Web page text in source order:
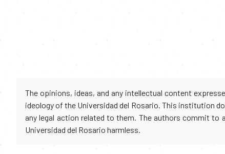
The opinions, ideas, and any intellectual content
ideology of the Universidad del Rosario. This institution
any legal action related to them. The authors commit to
Universidad del Rosario harmless.